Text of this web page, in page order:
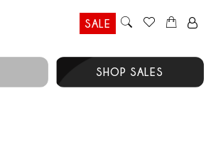
SALE
SHOP SALES